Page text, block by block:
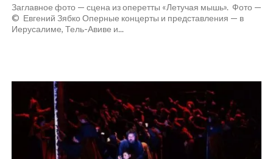
Заглавное фото — сцена из оперетты «Летучая мышь». Фото —
© Евгений Зябко Оперные концерты и представления — в
Иерусалиме, Тель-Авиве и...